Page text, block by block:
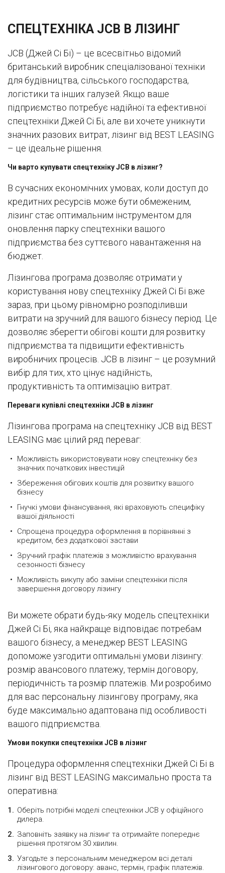
СПЕЦТЕХНІКА JCB В ЛІЗИНГ
JCB (Джей Сі Бі) – це всесвітньо відомий
британський виробник спеціалізованої техніки
для будівництва, сільського господарства,
логістики та інших галузей. Якщо ваше
підприємство потребує надійної та ефективної
спецтехніки Джей Сі Бі, але ви хочете уникнути
значних разових витрат, лізинг від BEST LEASING
– це ідеальне рішення.
Чи варто купувати спецтехніку JCB в лізинг?
В сучасних економічних умовах, коли доступ до
кредитних ресурсів може бути обмеженим,
лізинг стає оптимальним інструментом для
оновлення парку спецтехніки вашого
підприємства без суттєвого навантаження на
бюджет.
Лізингова програма дозволяє отримати у
користування нову спецтехніку Джей Сі Бі вже
зараз, при цьому рівномірно розподіливши
витрати на зручний для вашого бізнесу період. Це
дозволяє зберегти обігові кошти для розвитку
підприємства та підвищити ефективність
виробничих процесів. JCB в лізинг – це розумний
вибір для тих, хто цінує надійність,
продуктивність та оптимізацію витрат.
Переваги купівлі спецтехніки JCB в лізинг
Лізингова програма на спецтехніку JCB від BEST
LEASING має цілий ряд переваг:
Можливість використовувати нову спецтехніку без
значних початкових інвестицій
Збереження обігових коштів для розвитку вашого
бізнесу
Гнучкі умови фінансування, які враховують специфіку
вашої діяльності
Спрощена процедура оформлення в порівнянні з
кредитом, без додаткової застави
Зручний графік платежів з можливістю врахування
сезонності бізнесу
Можливість викупу або заміни спецтехніки після
завершення договору лізингу
Ви можете обрати будь-яку модель спецтехніки
Джей Сі Бі, яка найкраще відповідає потребам
вашого бізнесу, а менеджер BEST LEASING
допоможе узгодити оптимальні умови лізингу:
розмір авансового платежу, термін договору,
періодичність та розмір платежів. Ми розробимо
для вас персональну лізингову програму, яка
буде максимально адаптована під особливості
вашого підприємства.
Умови покупки спецтехніки JCB в лізинг
Процедура оформлення спецтехніки Джей Сі Бі в
лізинг від BEST LEASING максимально проста та
оперативна:
Оберіть потрібні моделі спецтехніки JCB у офіційного
дилера.
Заповніть заявку на лізинг та отримайте попереднє
рішення протягом 30 хвилин.
Узгодьте з персональним менеджером всі деталі
лізингового договору: аванс, термін, графік платежів.